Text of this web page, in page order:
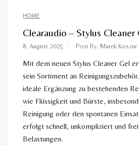
HOME
Clearaudio – Stylus Cleaner
8. August 2025 Post By: Marek Koszur
Mit dem neuen Stylus Cleaner Gel
sein Sortiment an
ideale Ergänzung zu bestehenden
wie Flüssigkeit und Bürste,
Reinigung oder den spontanen
erfolgt schnell, unkompliziert und frei
Belastungen.